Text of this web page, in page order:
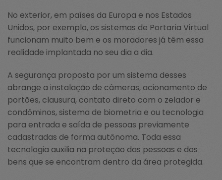
No exterior, em países da Europa e nos Estados
Unidos, por exemplo, os sistemas de Portaria Virtual
funcionam muito bem e os moradores já têm essa
realidade implantada no seu dia a dia.
A segurança proposta por um sistema desses
abrange a instalação de câmeras, acionamento de
portões, clausura, contato direto com o zelador e
condôminos, sistema de biometria e ou tecnologia
para entrada e saída de pessoas previamente
cadastradas de forma autônoma. Toda essa
tecnologia auxilia na proteção das pessoas e dos
bens que se encontram dentro da área protegida.